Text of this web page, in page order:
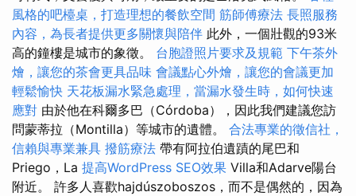
風格的吧檯桌，打造理想的餐飲空間 筋師傅療法 長照服務
內容，為長者提供更多關懷與陪伴 此外，一個壯觀的93米
高的鐘樓是城市的象徵。 台胞證照片要求及規範 下午茶外
燴，讓您的茶會更具品味 會議點心外燴，讓您的會議更加
輕鬆愉快 天花板漏水緊急處理，當漏水發生時，如何快速
應對 由於他在科爾多巴（Córdoba），因此我們建議您訪
問蒙蒂拉（Montilla）等城市的遺體。 合法專業的徵信社，
信賴與專業兼具 撥筋療法 帶有阿拉伯遺蹟的尾巴和
Priego，La 提高WordPress SEO效果 Villa和Adarve陽台
附近。 許多人喜歡hajdúszoboszos，而不是偶然的，因為